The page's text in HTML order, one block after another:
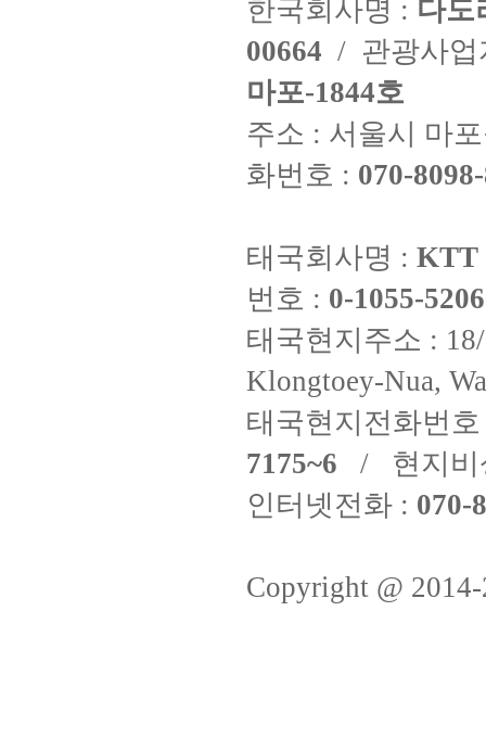
한국회사명 : 다도
00664 / 관광사
마포-1844호
주소 : 서울시 마
화번호 : 070-
태국회사명 : KTT
번호 : 0-1055-
태국현지주소 :
Klongtoey-Nua,
태국현지전화번
7175~6 / 현지비
인터넷전화 : 070-
Copyright @